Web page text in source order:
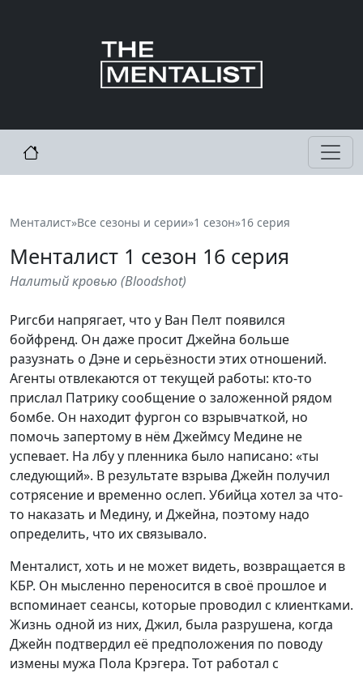
Менталист»Все сезоны и серии»1 сезон»16 серия
Менталист 1 сезон 16 серия
Налитый кровью (Bloodshot)
Ригсби напрягает, что у Ван Пелт появился
бойфренд. Он даже просит Джейна больше
разузнать о Дэне и серьёзности этих отношений.
Агенты отвлекаются от текущей работы: кто-то
прислал Патрику сообщение о заложенной рядом
бомбе. Он находит фургон со взрывчаткой, но
помочь запертому в нём Джеймсу Медине не
успевает. На лбу у пленника было написано: «ты
следующий». В результате взрыва Джейн получил
сотрясение и временно ослеп. Убийца хотел за что-
то наказать и Медину, и Джейна, поэтому надо
определить, что их связывало.
Менталист, хоть и не может видеть, возвращается в
КБР. Он мысленно переносится в своё прошлое и
вспоминает сеансы, которые проводил с клиентками.
Жизнь одной из них, Джил, была разрушена, когда
Джейн подтвердил её предположения по поводу
измены мужа Пола Крэгера. Тот работал с